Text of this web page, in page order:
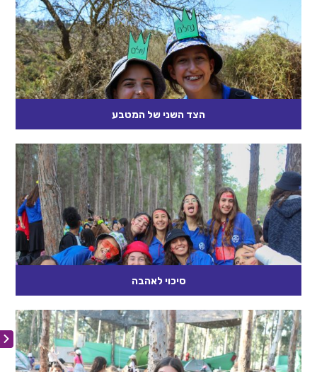
קרא עוד
הצד השני של המטבע
הוצאת ספרי ילדים אמריקנית מפרסמת בימים אלה סידרה חדשה של
"אגדות הפוכות". לכל אחד מן הספרים בסדרה יש שני שערים....
קרא עוד
סיכוי לאהבה
אנחנו זקוקים לאדם שילמד אותנו לאהוב! "אתה זוכר את ר' אריה
לוין?" "בוודאי שאני זוכר"- אמרתי- "הלא הוא היה מחנך שלי". "מה
הוא...
קרא עוד